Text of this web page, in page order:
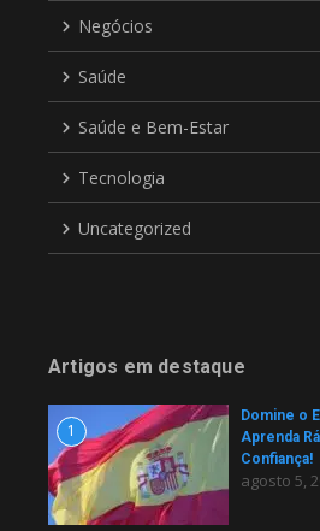
Negócios
Saúde
Saúde e Bem-Estar
Tecnologia
Uncategorized
Artigos em destaque
1
Domine o
Aprenda
Confiança!
agosto 5,